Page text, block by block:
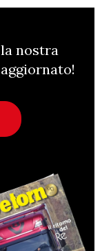
nostra